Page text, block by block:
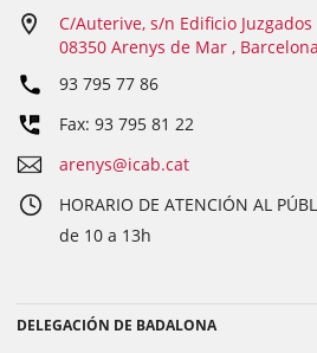
C/Auterive, s/n Edificio
08350 Arenys de Mar ,
93 795 77 86
Fax: 93 795 81 22
arenys@icab.cat
HORARIO DE ATENCIÓN AL
de 10 a 13h
DELEGACIÓN DE BADALONA